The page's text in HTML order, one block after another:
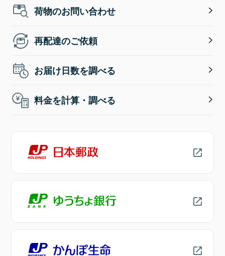
荷物のお問い合わせ
再配達のご依頼
お届け日数を調べる
料金を計算・調べる